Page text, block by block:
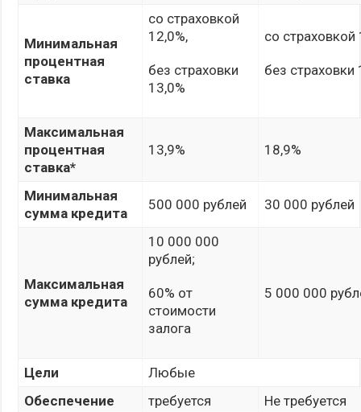
Минимальная
процентная
ставка
со страховкой
12,0%,
без страховки
13,0%
со страховкой
без страховки
Максимальная
процентная
ставка*
13,9% 18,9%
Минимальная
сумма кредита
500 000 рублей 30 000 рублей
Максимальная
сумма кредита
10 000 000
рублей;
60% от
стоимости
залога
5 000 000
Цели
Любые
Обеспечение
требуется
Не требуется